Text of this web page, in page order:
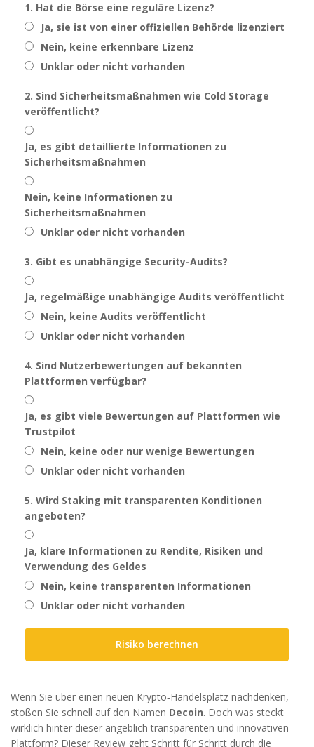
1. Hat die Börse eine reguläre Lizenz?
Ja, sie ist von einer offiziellen Behörde lizenziert
Nein, keine erkennbare Lizenz
Unklar oder nicht vorhanden
2. Sind Sicherheitsmaßnahmen wie Cold Storage
veröffentlicht?
Ja, es gibt detaillierte Informationen zu
Sicherheitsmaßnahmen
Nein, keine Informationen zu
Sicherheitsmaßnahmen
Unklar oder nicht vorhanden
3. Gibt es unabhängige Security-Audits?
Ja, regelmäßige unabhängige Audits veröffentlicht
Nein, keine Audits veröffentlicht
Unklar oder nicht vorhanden
4. Sind Nutzerbewertungen auf bekannten
Plattformen verfügbar?
Ja, es gibt viele Bewertungen auf Plattformen wie
Trustpilot
Nein, keine oder nur wenige Bewertungen
Unklar oder nicht vorhanden
5. Wird Staking mit transparenten Konditionen
angeboten?
Ja, klare Informationen zu Rendite, Risiken und
Verwendung des Geldes
Nein, keine transparenten Informationen
Unklar oder nicht vorhanden
Risiko berechnen
Wenn Sie über einen neuen Krypto‑Handelsplatz nachdenken,
stoßen Sie schnell auf den Namen Decoin. Doch was steckt
wirklich hinter dieser angeblich transparenten und innovativen
Plattform? Dieser Review geht Schritt für Schritt durch die